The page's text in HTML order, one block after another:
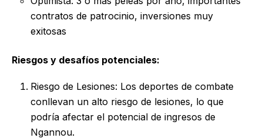
contratos de patrocinio, inversiones muy
exitosas
Riesgos y desafíos potenciales:
Riesgo de Lesiones: Los deportes de combate
conllevan un alto riesgo de lesiones, lo que
podría afectar el potencial de ingresos de
Ngannou.